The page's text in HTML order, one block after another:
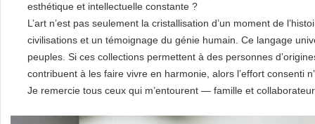
esthétique et intellectuelle constante ?
L’art n’est pas seulement la cristallisation d’un moment de
civilisations et un témoignage du génie humain. Ce langage
peuples. Si ces collections permettent à des personnes
contribuent à les faire vivre en harmonie, alors l’effort consenti
Je remercie tous ceux qui m’entourent — famille et